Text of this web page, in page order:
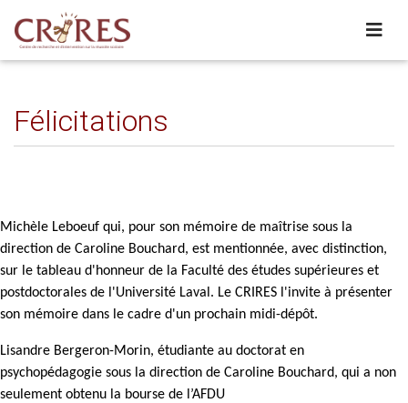
Félicitations
Michèle Leboeuf qui, pour son mémoire de maîtrise sous la
direction de Caroline Bouchard, est mentionnée, avec distinction,
sur le tableau d'honneur de la Faculté des études supérieures et
postdoctorales de l'Université Laval. Le CRIRES l'invite à présenter
son mémoire dans le cadre d'un prochain midi-dépôt.
Lisandre Bergeron-Morin, étudiante au doctorat en
psychopédagogie sous la direction de Caroline Bouchard, qui a non
seulement obtenu la bourse de l’AFDU